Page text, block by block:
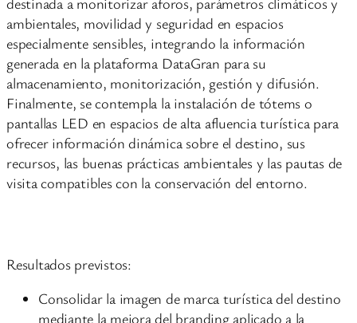
ambientales, movilidad y seguridad en espacios
especialmente sensibles, integrando la información
generada en la plataforma DataGran para su
almacenamiento, monitorización, gestión y difusión.
Finalmente, se contempla la instalación de tótems o
pantallas LED en espacios de alta afluencia turística para
ofrecer información dinámica sobre el destino, sus
recursos, las buenas prácticas ambientales y las pautas de
visita compatibles con la conservación del entorno.
Resultados previstos:
Consolidar la imagen de marca turística del destino
mediante la mejora del branding aplicado a la